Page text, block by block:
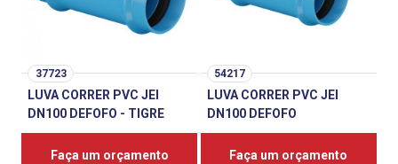
37723
LUVA CORRER PVC JEI
DN100 DEFOFO - TIGRE
Faça um orçamento
54217
LUVA CORRER PVC JEI
DN100 DEFOFO
Faça um orçamento